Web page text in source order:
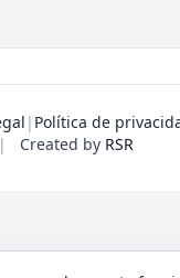
| Política de
| Created by RSR